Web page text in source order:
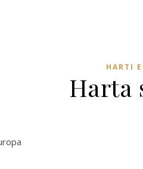
HARTI
Harta